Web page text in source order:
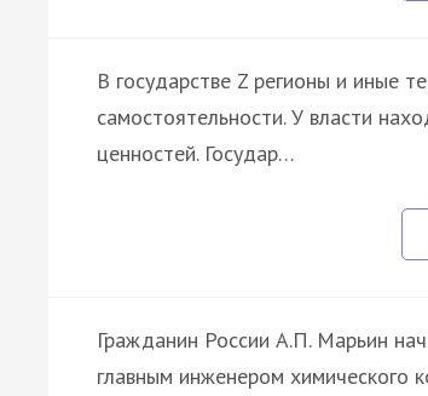
В государстве Z регионы и иные
самостоятельности. У власти
ценностей. Государ…
Гражданин России А.П. Марьин
главным инженером химического